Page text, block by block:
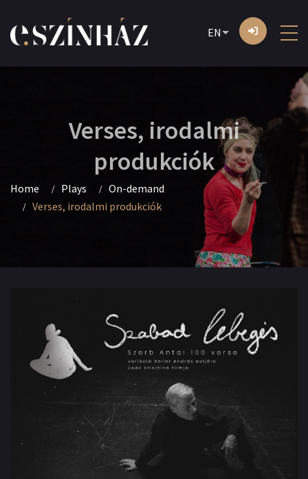
EN
Verses, irodalmi
produkciók
Home Plays
On-demand
Verses, irodalmi produkciók